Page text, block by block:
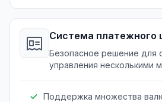
Система платежного
Безопасное решение для
управления несколькими
Поддержка множества